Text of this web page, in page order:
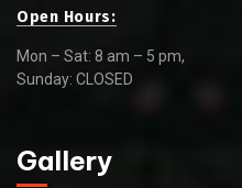
Open Hours:
Mon – Sat: 8 am – 5 pm,
Sunday: CLOSED
Gallery